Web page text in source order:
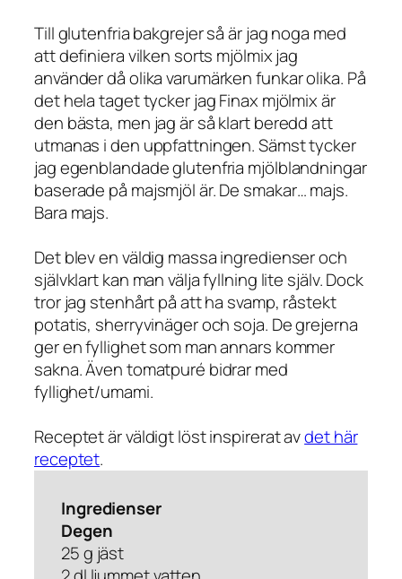
Till glutenfria bakgrejer så är jag noga med
att definiera vilken sorts mjölmix jag
använder då olika varumärken funkar olika. På
det hela taget tycker jag Finax mjölmix är
den bästa, men jag är så klart beredd att
utmanas i den uppfattningen. Sämst tycker
jag egenblandade glutenfria mjölblandningar
baserade på majsmjöl är. De smakar… majs.
Bara majs.
Det blev en väldig massa ingredienser och
självklart kan man välja fyllning lite själv. Dock
tror jag stenhårt på att ha svamp, råstekt
potatis, sherryvinäger och soja. De grejerna
ger en fyllighet som man annars kommer
sakna. Även tomatpuré bidrar med
fyllighet/umami.
Receptet är väldigt löst inspirerat avdet här
receptet.
Ingredienser
Degen
25 g jäst